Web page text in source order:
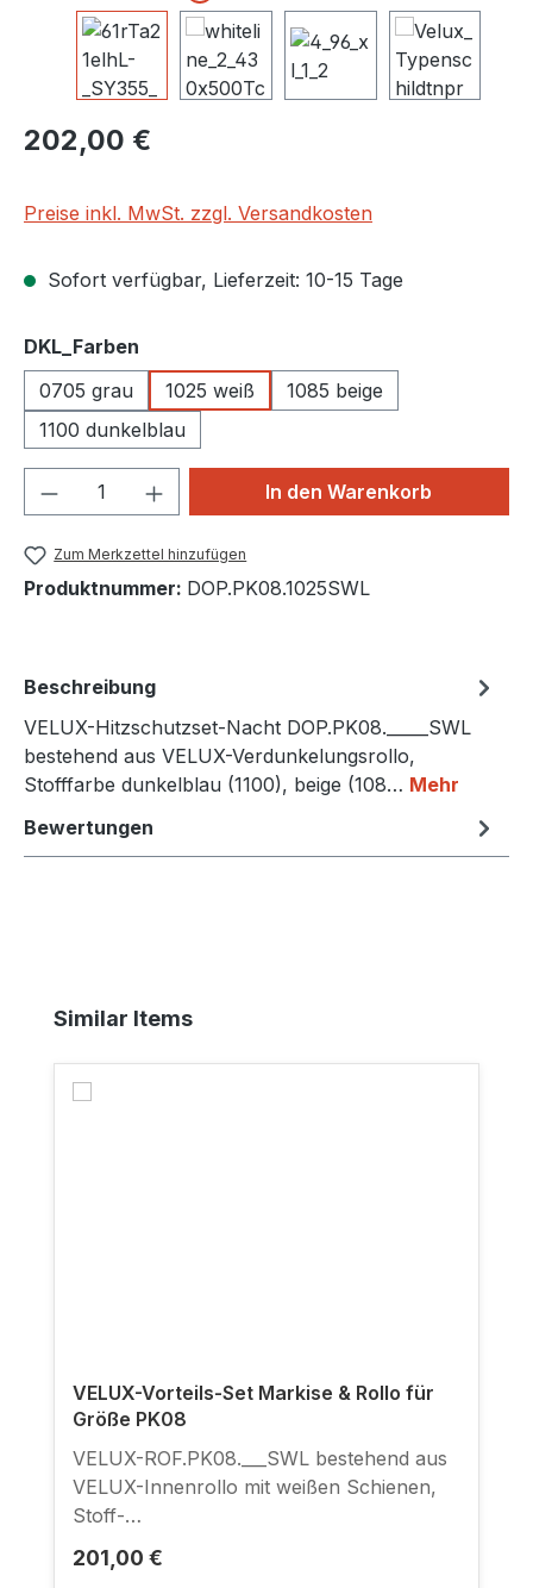
Regulärer Preis:
202,00 €
Preise inkl. MwSt. zzgl. Versandkosten
Sofort verfügbar, Lieferzeit: 10-15 Tage
DKL_Farben
0705 grau
1025 weiß
1085 beige
1100 dunkelblau
Produkt Anzahl: Gib denIn den Warenkorb
Zum Merkzettel hinzufügen
Produktnummer: DOP.PK08.1025SWL
Beschreibung
VELUX-Hitzschutzset-Nacht DOP.PK08._____SWL
bestehend aus VELUX-Verdunkelungsrollo,
Stofffarbe dunkelblau (1100), beige (108… Mehr
Bewertungen
Produktgalerie überspringen
Similar Items
VELUX-Vorteils-Set Markise & Rollo für
Größe PK08
VELUX-ROF.PK08.___SWL bestehend aus
VELUX-Innenrollo mit weißen Schienen,
Stoff-
Farbe siehe Stoffmustertabelle zusammen
mit VELUX-Netzmarkise schwarz zum
Regulärer Preis:
201,00 €